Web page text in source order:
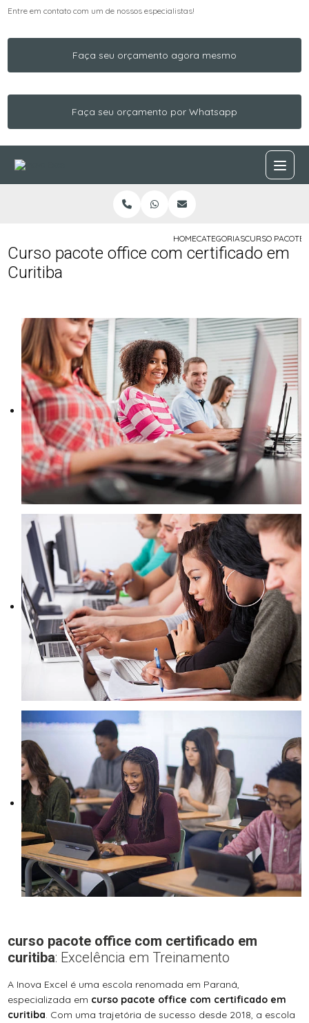
Entre em contato com um de nossos especialistas!
Faça seu orçamento agora mesmo
Faça seu orçamento por Whatsapp
HOMECATEGORIASCURSO PACOTE
Curso pacote office com certificado em
Curitiba
curso pacote office com certificado em
curitiba: Excelência em Treinamento
A Inova Excel é uma escola renomada em Paraná,
especializada em curso pacote office com certificado em
curitiba. Com uma trajetória de sucesso desde 2018, a escola